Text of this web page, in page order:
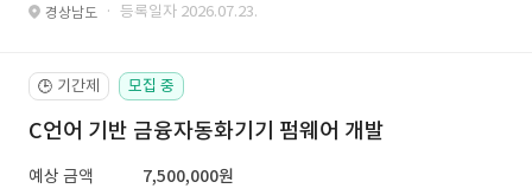
경상남도 · 등록일자 2026.07.23.
🕒 기간제 모집 중
C언어 기반 금융자동화기기 펌웨어 개발
예상 금액
7,500,000원